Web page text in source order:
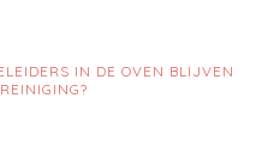
IN DE OVEN BLIJVEN